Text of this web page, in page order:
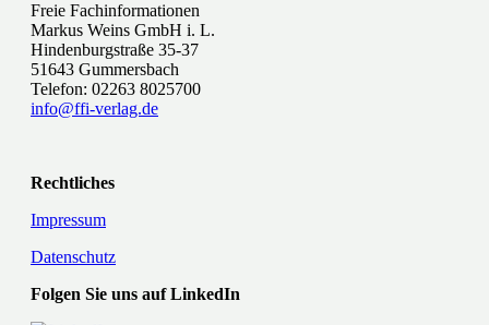
Freie Fachinformationen
Markus Weins GmbH i. L.
Hindenburgstraße 35-37
51643 Gummersbach
Telefon: 02263 8025700
info@ffi-verlag.de
Rechtliches
Impressum
Datenschutz
Folgen Sie uns auf LinkedIn